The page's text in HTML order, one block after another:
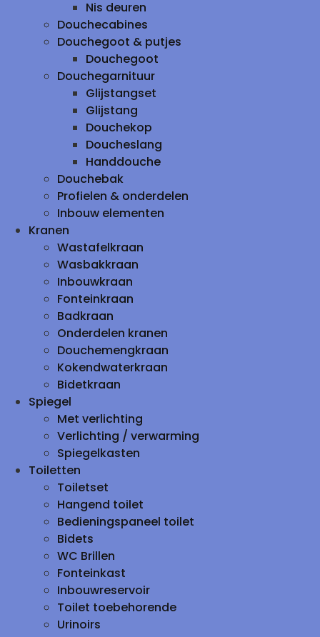
Nis deuren
Douchecabines
Douchegoot & putjes
Douchegoot
Douchegarnituur
Glijstangset
Glijstang
Douchekop
Doucheslang
Handdouche
Douchebak
Profielen & onderdelen
Inbouw elementen
Kranen
Wastafelkraan
Wasbakkraan
Inbouwkraan
Fonteinkraan
Badkraan
Onderdelen kranen
Douchemengkraan
Kokendwaterkraan
Bidetkraan
Spiegel
Met verlichting
Verlichting / verwarming
Spiegelkasten
Toiletten
Toiletset
Hangend toilet
Bedieningspaneel toilet
Bidets
WC Brillen
Fonteinkast
Inbouwreservoir
Toilet toebehorende
Urinoirs